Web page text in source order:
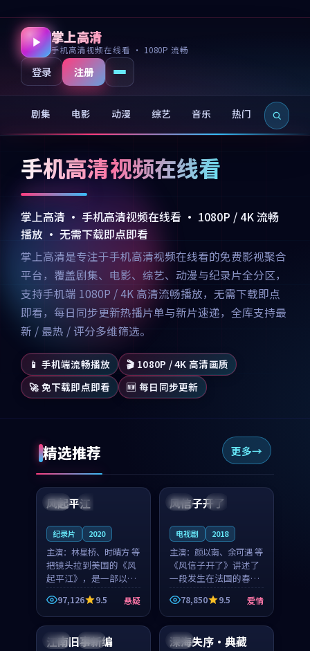
掌上高清
手机高清视频在线看 · 1080P 流畅
登录 注册
剧集 电影 动漫 综艺 音乐 热门 新片
手机高清视频在线看
掌上高清 · 手机高清视频在线看 · 1080P / 4K 流畅
播放 · 无需下载即点即看
掌上高清是专注于手机高清视频在线看的免费影视聚合
平台，覆盖剧集、电影、综艺、动漫与纪录片全分区，
支持手机端 1080P / 4K 高清流畅播放，无需下载即点
即看，每日同步更新热播片单与新片速递，全库支持最
新 / 最热 / 评分多维筛选。
📱 手机端流畅播放
🎬 1080P / 4K 高清画质
🚀 免下载即点即看
🆕 每日同步更新
精选推荐 更多
美国 完结
99:07
风起平江
纪录片 2020
主演： 林星桥、时晴方 等
把镜头拉到美国的《风
起平江》，是一部以时
光记忆为底色的悬疑作
品。林星桥和时晴方贡
献了2020年颇受关注的
合作演出，影片在情感
层次与现实质感之间
97,126 9.5 悬疑
法国 4K
99:21
风信子开了
电视剧 2018
主演： 颜以南、余可遇 等
《风信子开了》讲述了
一段发生在法国的春日
漫步故事。颜以南饰演
的主角与余可遇的角色
因一场意外卷入更深的
纠葛，爱情元素贯穿始
终，节奏稳健而富有张
78,850 9.5 爱情
日本 院线
江南旧事新编
中国
深海失序·典藏